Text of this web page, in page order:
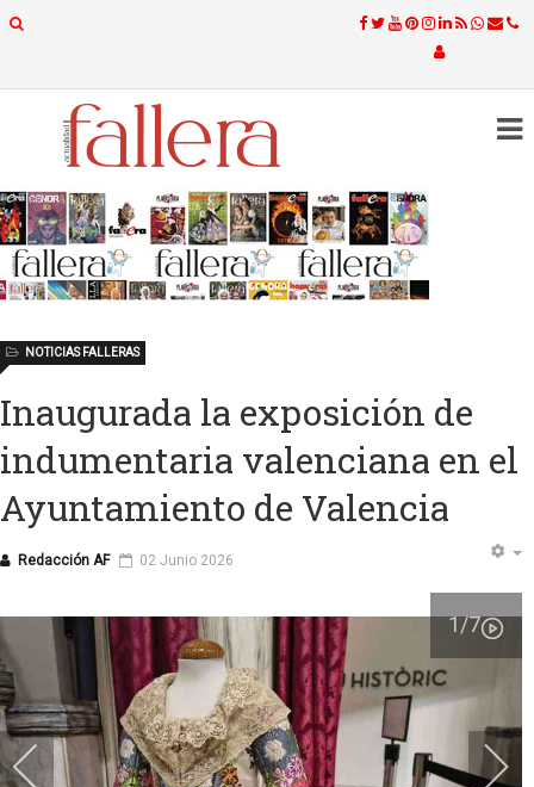
Inaugurada la exposición de
indumentaria valenciana en el
Ayuntamiento de Valencia
Redacción AF
NOTICIAS FALLERAS
02 Junio 2026
1/7